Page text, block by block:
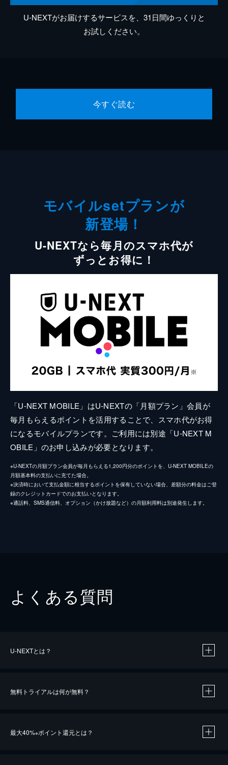
U-NEXTがお届けするサービスを、31日間ゆっくりと
お試しください。
今すぐ読む
モバイルsetプランが
新登場！
U-NEXTなら毎月のスマホ代が
ずっとお得に！
「U-NEXT MOBILE」はU-NEXTの「月額プラン」会員が
毎月もらえるポイントを活用することで、スマホ代がお得
になるモバイルプランです。ご利用には別途「U-NEXT M
OBILE」のお申し込みが必要となります。
※U-NEXTの月額プラン会員が毎月もらえる1,200円分のポイントを、U-NEXT MOBILEの
月額基本料の支払いに充てた場合。
※決済時において支払金額に相当するポイントを保有していない場合、差額分の料金はご登
録のクレジットカードでのお支払いとなります。
※通話料、SMS通信料、オプション（かけ放題など）の月額利用料は別途発生します。
よくある質問
U-NEXTとは？
無料トライアルは何が無料？
最大40%※ポイント還元とは？